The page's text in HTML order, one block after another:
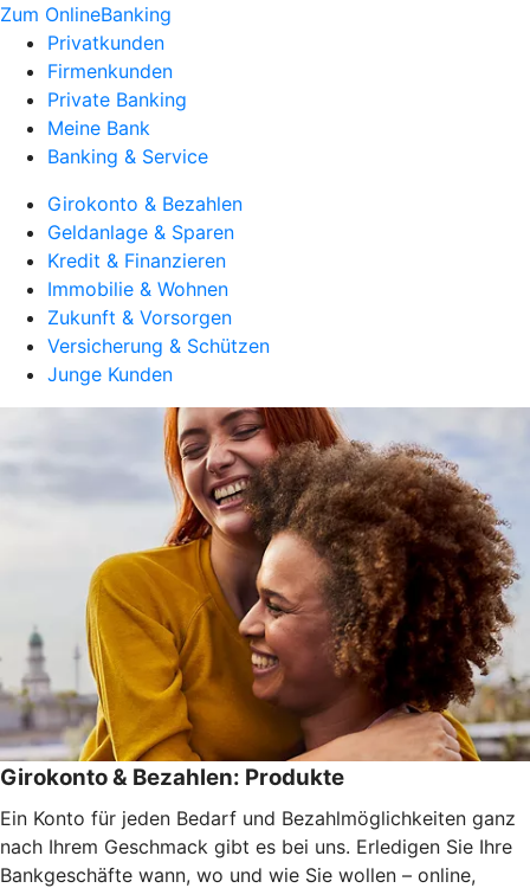
Zum OnlineBanking
Privatkunden
Firmenkunden
Private Banking
Meine Bank
Banking & Service
Girokonto & Bezahlen
Geldanlage & Sparen
Kredit & Finanzieren
Immobilie & Wohnen
Zukunft & Vorsorgen
Versicherung & Schützen
Junge Kunden
Girokonto & Bezahlen: Produkte
Ein Konto für jeden Bedarf und Bezahlmöglichkeiten ganz
nach Ihrem Geschmack gibt es bei uns. Erledigen Sie Ihre
Bankgeschäfte wann, wo und wie Sie wollen – online,